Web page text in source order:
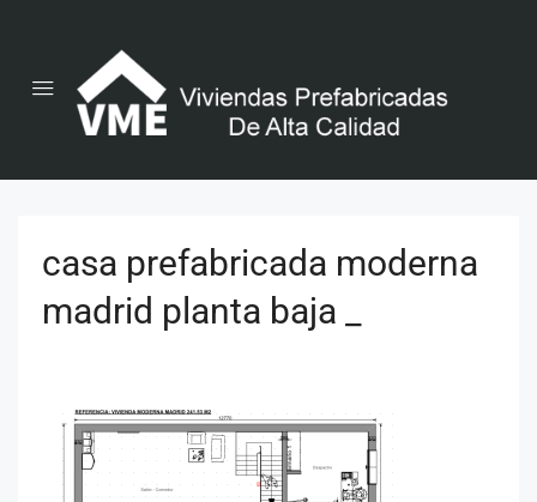
casa prefabricada moderna
madrid planta baja _